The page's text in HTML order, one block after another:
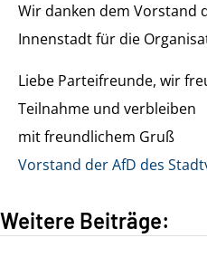
Wir danken dem Vorstand
Innenstadt für die
Liebe Parteifreunde, wir
Teilnahme und verbleiben
mit freundlichem Gruß
Vorstand der AfD des
Weitere Beiträge: